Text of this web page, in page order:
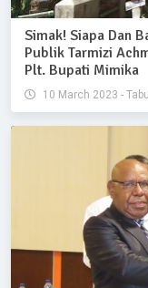
Simak! Siapa Dan
Publik Tarmizi
Plt. Bupati Mimika
10 March 2023 -